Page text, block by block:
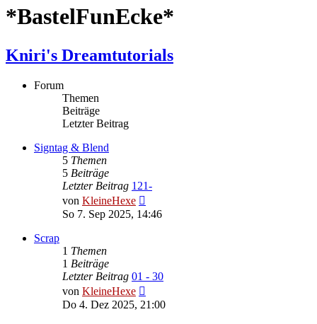
*BastelFunEcke*
Kniri's Dreamtutorials
Forum
Themen
Beiträge
Letzter Beitrag
Signtag & Blend
5 Themen
5 Beiträge
Letzter Beitrag 121-
von KleineHexe
Beitrag
So 7. Sep 2025, 14:46
Scrap
1 Themen
1 Beiträge
Letzter Beitrag 01 - 30
von KleineHexe
Beitrag
Do 4. Dez 2025, 21:00